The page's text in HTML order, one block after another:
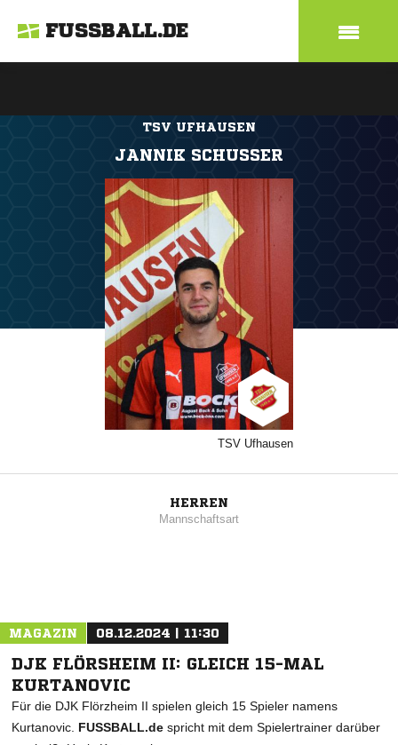
FUSSBALL.DE
TSV UFHAUSEN
JANNIK SCHUSSER
TSV Ufhausen
HERREN
Mannschaftsart
MAGAZIN 08.12.2024 | 11:30
DJK FLÖRSHEIM II: GLEICH 15-MAL
KURTANOVIC
Für die DJK Flörzheim II spielen gleich 15 Spieler namens
Kurtanovic. FUSSBALL.de spricht mit dem Spielertrainer darüber